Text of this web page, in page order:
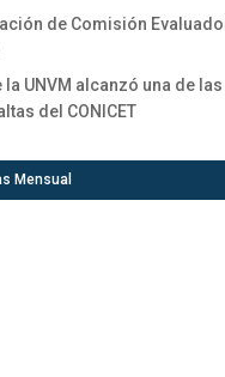
de Comisión
UNVM alcanzó una de las
del CONICET
Mensual